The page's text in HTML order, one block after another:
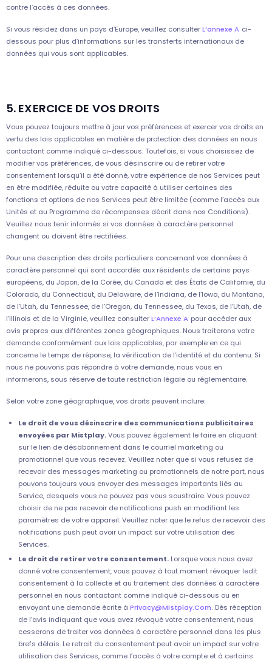
contre l’accès à ces données.
Si vous résidez dans un pays d’Europe, veuillez consulterL’annexe A ci-
dessous pour plus d’informations sur les transferts internationaux de
données qui vous sont applicables.
5. EXERCICE DE VOS DROITS
Vous pouvez toujours mettre à jour vos préférences et exercer vos droits en
vertu des lois applicables en matière de protection des données en nous
contactant comme indiqué ci-dessous. Toutefois, si vous choisissez de
modifier vos préférences, de vous désinscrire ou de retirer votre
consentement lorsqu’il a été donné, votre expérience de nos Services peut
en être modifiée, réduite ou votre capacité à utiliser certaines des
fonctions et options de nos Services peut être limitée (comme l’accès aux
Unités et au Programme de récompenses décrit dans nos Conditions).
Veuillez nous tenir informés si vos données à caractère personnel
changent ou doivent être rectifiées.
Pour une description des droits particuliers concernant vos données à
caractère personnel qui sont accordés aux résidents de certains pays
européens, du Japon, de la Corée, du Canada et des États de Californie, du
Colorado, du Connecticut, du Delaware, de l’Indiana, de l’Iowa, du Montana,
de l’Utah, du Tennessee, de l’Oregon, du Tennessee, du Texas, de l’Utah, de
l’Illinois et de la Virginie, veuillez consulterL’Annexe A pour accéder aux
avis propres aux différentes zones géographiques. Nous traiterons votre
demande conformément aux lois applicables, par exemple en ce qui
concerne le temps de réponse, la vérification de l’identité et du contenu. Si
nous ne pouvons pas répondre à votre demande, nous vous en
informerons, sous réserve de toute restriction légale ou réglementaire.
Selon votre zone géographique, vos droits peuvent inclure:
Le droit de vous désinscrire des communications publicitaires
envoyées par Mistplay.Vous pouvez également le faire en cliquant
sur le lien de désabonnement dans le courriel marketing ou
promotionnel que vous recevez. Veuillez noter que si vous refusez de
recevoir des messages marketing ou promotionnels de notre part, nous
pouvons toujours vous envoyer des messages importants liés au
Service, desquels vous ne pouvez pas vous soustraire. Vous pouvez
choisir de ne pas recevoir de notifications push en modifiant les
paramètres de votre appareil. Veuillez noter que le refus de recevoir des
notifications push peut avoir un impact sur votre utilisation des
Services.
Le droit de retirer votre consentement.Lorsque vous nous avez
donné votre consentement, vous pouvez à tout moment révoquer ledit
consentement à la collecte et au traitement des données à caractère
personnel en nous contactant comme indiqué ci-dessous ou en
envoyant une demande écrite à Privacy@Mistplay.Com. Dès réception
de l’avis indiquant que vous avez révoqué votre consentement, nous
cesserons de traiter vos données à caractère personnel dans les plus
brefs délais. Le retrait du consentement peut avoir un impact sur votre
utilisation des Services, comme l’accès à votre compte et à certains